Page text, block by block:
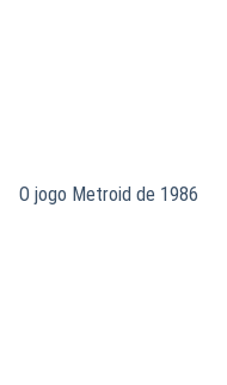
O jogo Metroid de 1986